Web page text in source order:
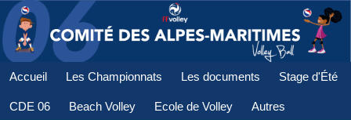
Accueil Les Championnats Les documents Stage d'Été
CDE 06 Beach Volley Ecole de Volley Autres
Panneau de gestion des cookies